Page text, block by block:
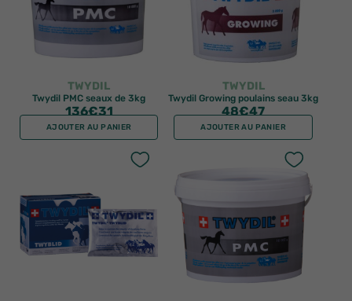
TWYDIL
Twydil PMC seaux de 3kg
136€31
AJOUTER AU PANIER
TWYDIL
Twydil Growing poulains seau 3kg
48€47
AJOUTER AU PANIER